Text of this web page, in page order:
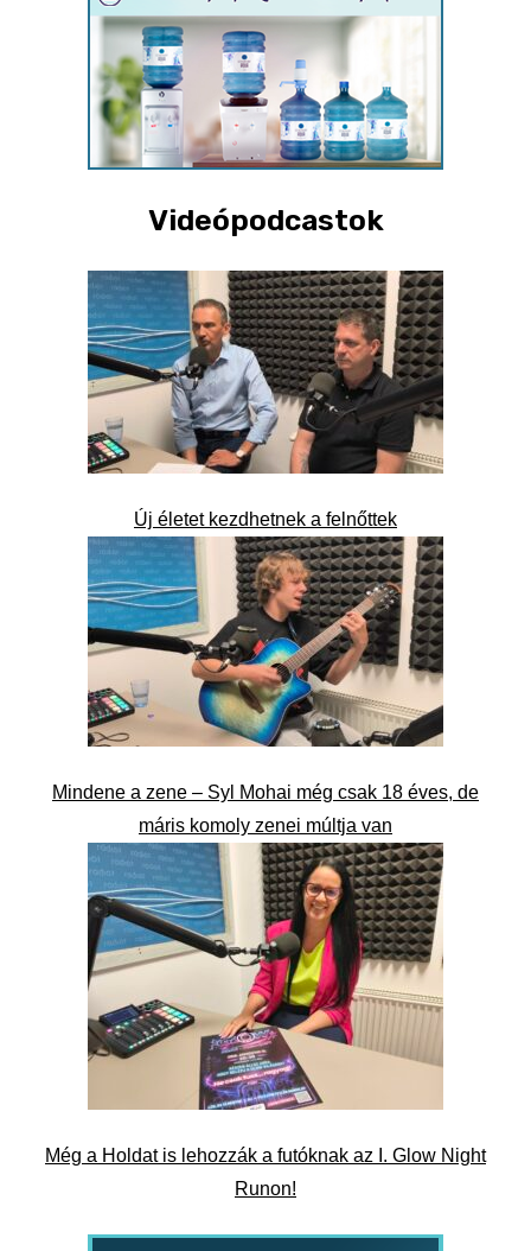
Videópodcastok
Új életet kezdhetnek a felnőttek
Mindene a zene – Syl Mohai még csak 18 éves, de
máris komoly zenei múltja van
Még a Holdat is lehozzák a futóknak az I. Glow Night
Runon!